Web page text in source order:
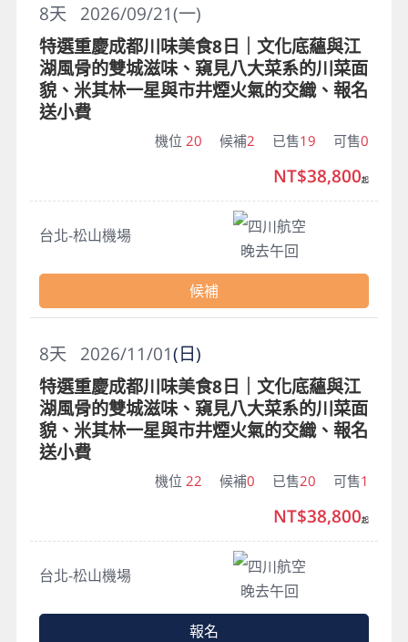
2026/09/21(一)
8天
特選重慶成都川味美食8日｜文化底蘊與江
湖風骨的雙城滋味、窺見八大菜系的川菜面
貌、米其林一星與市井煙火氣的交織、報名
送小費
機位 20 候補2 已售19 可售0
台北-松山機場
四川航空
晚去午回
NT$38,800起
候補
2026/11/01(日)
8天
特選重慶成都川味美食8日｜文化底蘊與江
湖風骨的雙城滋味、窺見八大菜系的川菜面
貌、米其林一星與市井煙火氣的交織、報名
送小費
機位 22 候補0 已售20 可售1
台北-松山機場
四川航空
晚去午回
NT$38,800起
報名